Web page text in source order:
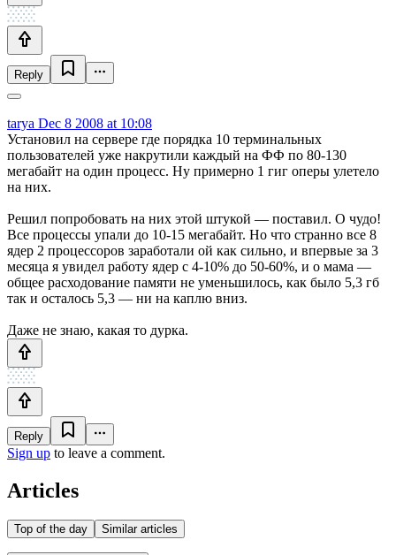
Reply
tarya Dec 8 2008 at 10:08
Установил на сервере где порядка 10 терминальных
пользователей уже накрутили каждый на ФФ по 80-130
мегабайт на один процесс. Ну примерно 1 гиг оперы улетело
на них.
Решил попробовать на них этой штукой — поставил. О чудо!
Все процессы упали до 10-15 мегабайт. Но что странно все 8
ядер 2 процессоров заработали ой как сильно, и впервые за 3
месяца я увидел работу ядер с 4-10% до 50-60%, и о мама —
общее расходование памяти не уменьшилось, как было 5,3 гб
так и осталось 5,3 — ни на каплю вниз.
Даже не знаю, какая то дурка.
Reply
Sign up to leave a comment.
Articles
Top of the day Similar articles